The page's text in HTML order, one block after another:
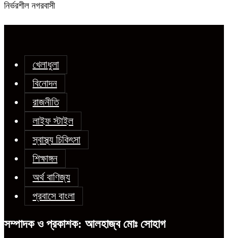
নির্ভরশীল নগরবাসী
খেলাধুলা
বিনোদন
রাজনীতি
লাইফ স্টাইল
স্বাস্থ্য চিকিৎসা
শিক্ষাঙ্গন
অর্থ বাণিজ্য
প্রবাসে বাংলা
সম্পাদক ও প্রকাশক: আলহাজ্ব মোঃ সোহাগ